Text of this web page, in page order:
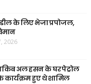
के लिए भेजा प्रपोजल,
2026
अल हसन के घर पेट्रोल
हुए थे शामिल